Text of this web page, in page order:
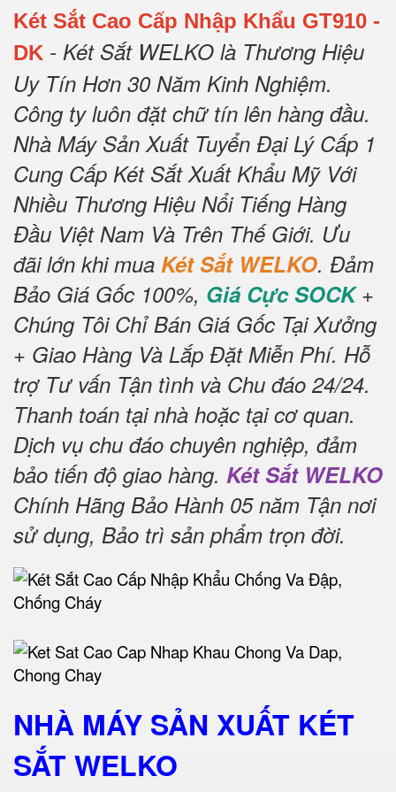
Két Sắt Cao Cấp Nhập Khẩu GT910 -
DK - Két Sắt WELKO là Thương Hiệu
Uy Tín Hơn 30 Năm Kinh Nghiệm.
Công ty luôn đặt chữ tín lên hàng đầu.
Nhà Máy Sản Xuất Tuyển Đại Lý Cấp 1
Cung Cấp Két Sắt Xuất Khẩu Mỹ Với
Nhiều Thương Hiệu Nổi Tiếng Hàng
Đầu Việt Nam Và Trên Thế Giới. Ưu
đãi lớn khi mua Két Sắt WELKO. Đảm
Bảo Giá Gốc 100%, Giá Cực SOCK+
Chúng Tôi Chỉ Bán Giá Gốc Tại Xưởng
+ Giao Hàng Và Lắp Đặt Miễn Phí. Hỗ
trợ Tư vấn Tận tình và Chu đáo 24/24.
Thanh toán tại nhà hoặc tại cơ quan.
Dịch vụ chu đáo chuyên nghiệp, đảm
bảo tiến độ giao hàng. Két Sắt WELKO
Chính Hãng Bảo Hành 05 năm Tận nơi
sử dụng, Bảo trì sản phẩm trọn đời.
NHÀ MÁY SẢN XUẤT KÉT
SẮTWELKO